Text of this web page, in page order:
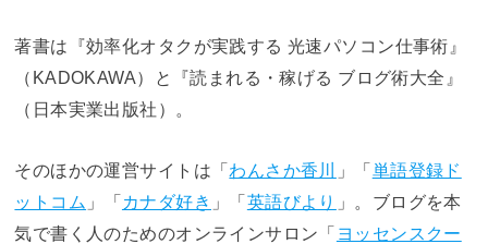
著書は『効率化オタクが実践する 光速パソコン仕事術』
（KADOKAWA）と『読まれる・稼げる ブログ術大全』
（日本実業出版社）。
そのほかの運営サイトは「わんさか香川 」「単語登録ド
ットコム 」「カナダ好き 」「英語びより
」。ブログを本
気で書く人のためのオンラインサロン「 ヨッセンスクー